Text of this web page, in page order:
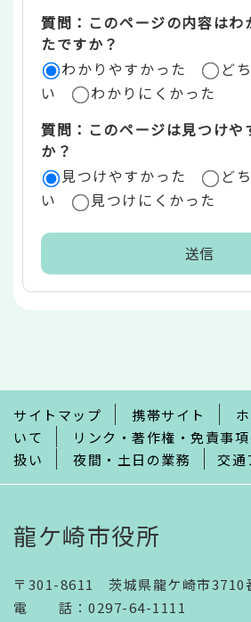
リ
ア
質問：このページの内容はわ
たですか？
わかりやすかった
ど
い
わかりにくかった
質問：このページは見つけや
か？
見つけやすかった
ど
い
見つけにくかった
で
サイトマップ 携帯サイト
いて
リンク・著作権・免責事項
扱い
夜間・土日の業務 交通
龍ケ崎市役所
〒301-8611 茨城県龍ケ崎市3710
電話 ： 0297-64-1111